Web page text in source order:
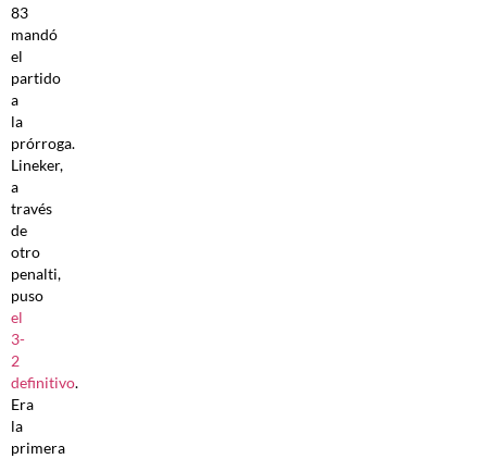
83
mandó
el
partido
a
la
prórroga.
Lineker,
a
través
de
otro
penalti,
puso
el
3-
2
definitivo.
Era
la
primera